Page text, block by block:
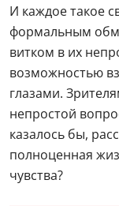
И каждое такое
формальным
витком в их
возможностью
глазами.
непростой
казалось бы,
полноценная
чувства?